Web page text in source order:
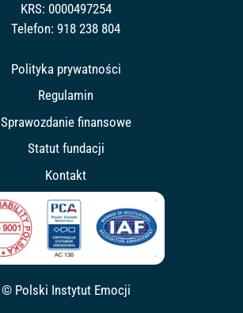
KRS: 0000497254
Telefon: 918 238 804
Polityka prywatności
Regulamin
Sprawozdanie finansowe
Statut fundacji
Kontakt
© Polski Instytut Emocji